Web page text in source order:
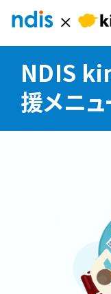
NDIS
援メニュ